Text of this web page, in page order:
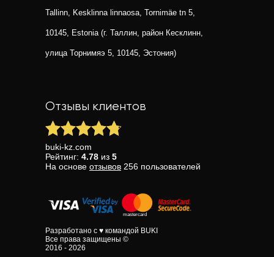
Tallinn, Kesklinna linnaosa, Tornimäe tn 5,
10145, Estonia (г. Таллин, район Кесклинн,
улица Торнимяэ 5, 10145, Эстония)
Отзывы клиентов
buki-kz.com
Рейтинг: 4.78 из 5
На основе отзывов 256 пользователей
Разработано с ♥ командой BUKI
Все права защищены ©
2016 - 2026